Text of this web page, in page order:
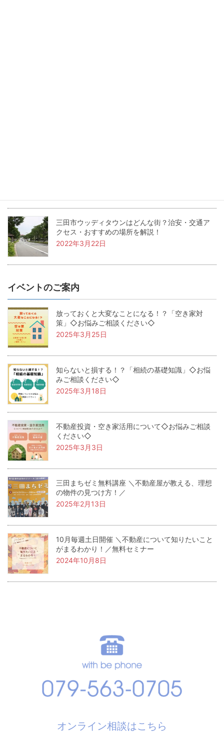
三田市ウッディタウンはどんな街？治安・交通ア
クセス・おすすめの場所を解説！
2022年3月22日
イベントのご案内
放っておくと大変なことになる！？「空き家対
策」◇お悩みご相談ください◇
2025年3月25日
知らないと損する！？「相続の基礎知識」◇お悩
みご相談ください◇
2025年3月18日
不動産投資・空き家活用について◇お悩みご相談
ください◇
2025年3月3日
三田まちゼミ無料講座 ＼不動産屋が教える、理想
の物件の見つけ方！／
2025年2月13日
10月毎週土日開催 ＼不動産について知りたいこと
がまるわかり！／無料セミナー
2024年10月8日
オンライン相談はこちら